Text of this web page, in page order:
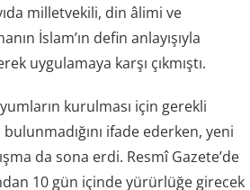
milletvekili, din âlimi ve
İslam’ın defin anlayışıyla
uygulamaya karşı çıkmıştı.
kurulması için gerekli
ifade ederken, yeni
da sona erdi. Resmî Gazete’de
10 gün içinde yürürlüğe girecek